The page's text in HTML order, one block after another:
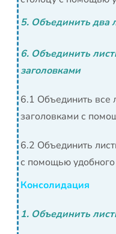
5. Объединить два
6. Объединить
заголовками
6.1 Объединить все
заголовками с
6.2 Объединить
с помощью удобного
Консолидация
1. Объединить